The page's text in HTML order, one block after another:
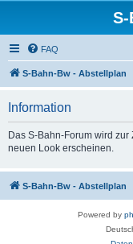
S-
FAQ
S-Bahn-Bw - Abstellplan
Information
Das S-Bahn-Forum wird
neuen Look erscheinen.
S-Bahn-Bw - Abstellplan
Powered by